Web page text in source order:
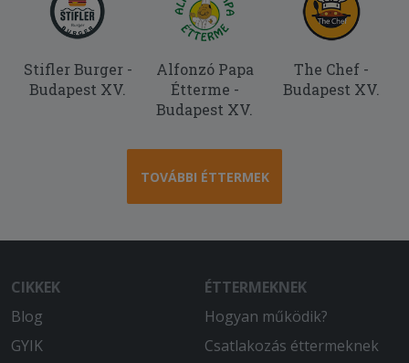
Stifler Burger -
Budapest XV.
Alfonzó Papa
Étterme -
Budapest XV.
The Chef -
Budapest XV.
TOVÁBBI ÉTTERMEK
CIKKEK
Blog
GYIK
ÉTTERMEKNEK
Hogyan működik?
Csatlakozás éttermeknek